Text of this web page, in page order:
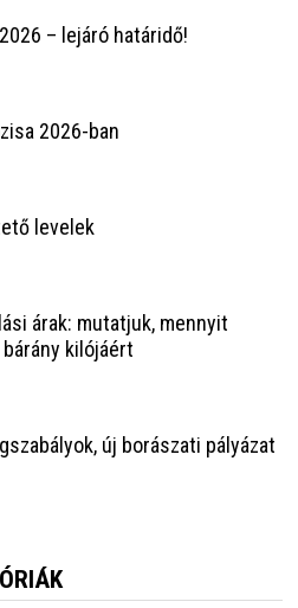
– lejáró határidő!
2026-ban
levelek
árak: mutatjuk, mennyit
kilójáért
új borászati pályázat